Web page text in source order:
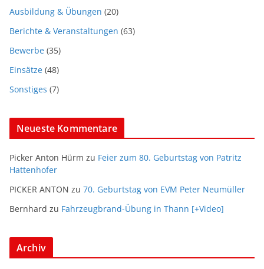
Ausbildung & Übungen (20)
Berichte & Veranstaltungen (63)
Bewerbe (35)
Einsätze (48)
Sonstiges (7)
Neueste Kommentare
Picker Anton Hürm zu Feier zum 80. Geburtstag von Patritz
Hattenhofer
PICKER ANTON zu 70. Geburtstag von EVM Peter Neumüller
Bernhard zu Fahrzeugbrand-Übung in Thann [+Video]
Archiv